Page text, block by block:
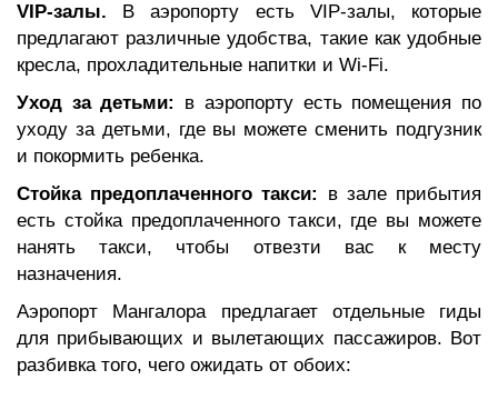
VIP-залы. В аэропорту есть VIP-залы, которые
предлагают различные удобства, такие как удобные
кресла, прохладительные напитки и Wi-Fi.
Уход за детьми:
в аэропорту есть помещения по
уходу за детьми, где вы можете сменить подгузник
и покормить ребенка.
Стойка предоплаченного такси:
в зале прибытия
есть стойка предоплаченного такси, где вы можете
нанять такси, чтобы отвезти вас к месту
назначения.
Аэропорт Мангалора предлагает отдельные гиды
для прибывающих и вылетающих пассажиров. Вот
разбивка того, чего ожидать от обоих: